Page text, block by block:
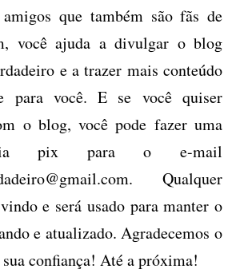
que também são fãs de
você ajuda a divulgar o blog
e a trazer mais conteúdo
para você. E se você quiser
o blog, você pode fazer uma
pix para o e-mail
Qualquer
e será usado para manter o
e atualizado. Agradecemos o
sua confiança! Até a próxima!